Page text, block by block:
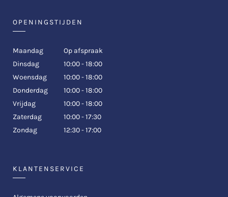
OPENINGSTIJDEN
Maandag
Op afspraak
Dinsdag
10:00 - 18:00
Woensdag
10:00 - 18:00
Donderdag
10:00 - 18:00
Vrijdag
10:00 - 18:00
Zaterdag
10:00 - 17:30
Zondag
12:30 - 17:00
KLANTENSERVICE